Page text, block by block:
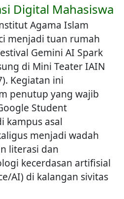
Digital Mahasiswa
Agama Islam
menjadi tuan rumah
Gemini AI Spark
di Mini Teater IAIN
Kegiatan ini
penutup yang wajib
Student
kampus asal
menjadi wadah
literasi dan
kecerdasan artifisial
AI) di kalangan sivitas